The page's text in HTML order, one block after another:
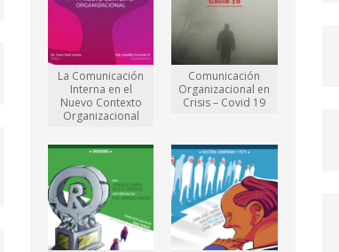
La Comunicación
Interna en el
Nuevo Contexto
Organizacional
Comunicación
Organizacional en
Crisis – Covid 19